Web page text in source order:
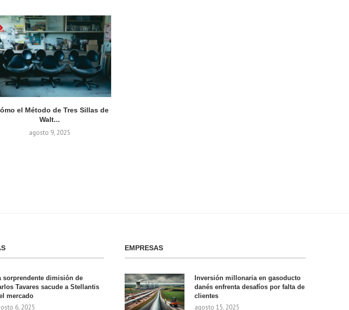
el Método de Tres Sillas de
Walt...
agosto 9, 2025
sorprendente dimisión de
Tavares sacude a Stellantis
mercado
6, 2025
EMPRESAS
Inversión millonaria en gasoducto
danés enfrenta desafíos por falta de
clientes
agosto 15, 2025